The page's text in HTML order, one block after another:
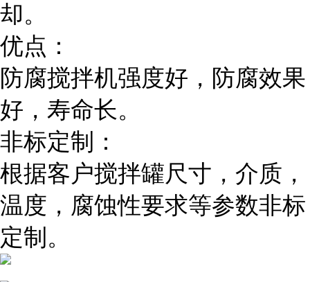
却。
优点：
防腐搅拌机强度好，防腐效果
好，寿命长。
非标定制：
根据客户搅拌罐尺寸，介质，
温度，腐蚀性要求等参数非标
定制。